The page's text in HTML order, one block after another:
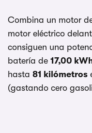
Combina un motor
motor eléctrico
consiguen una
batería de 17,00
hasta 81 kilómetros
(gastando cero